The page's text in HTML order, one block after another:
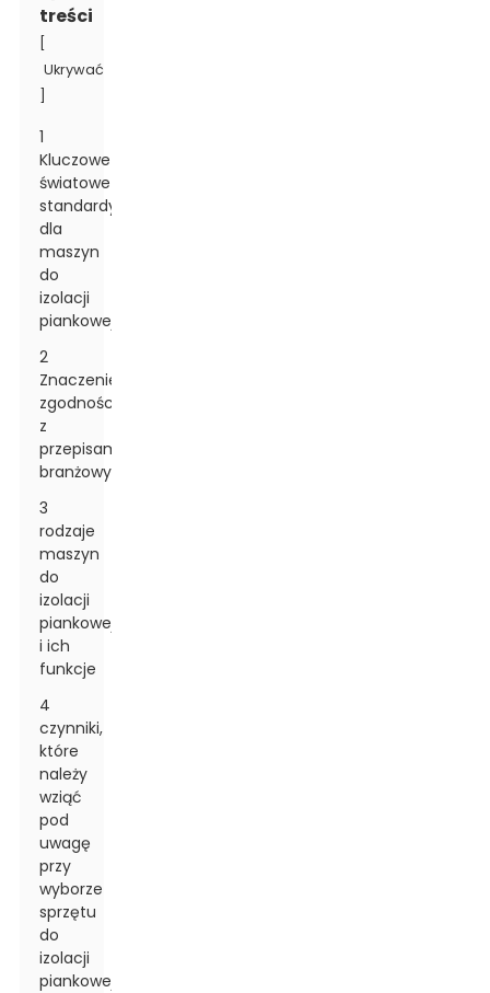
treści
Ukrywać
1
Kluczowe
światowe
standardy
dla
maszyn
do
izolacji
piankowej
2
Znaczenie
zgodności
z
przepisami
branżowymi
3
rodzaje
maszyn
do
izolacji
piankowej
i ich
funkcje
4
czynniki,
które
należy
wziąć
pod
uwagę
przy
wyborze
sprzętu
do
izolacji
piankowej